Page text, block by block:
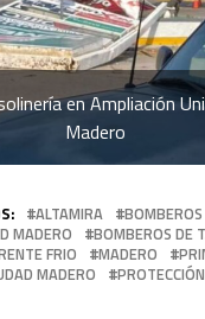
en Ampliación
Madero
ALTAMIRA
MADERO
BOMBEROS DE
FRIO MADERO
MADERO